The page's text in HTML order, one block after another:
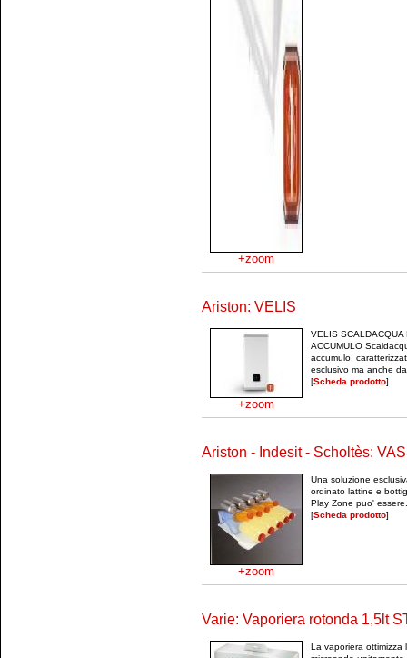
+zoom
Ariston: VELIS
+zoom
VELIS SCALDACQUA
ACCUMULO
accumulo,
esclusivo ma anche
[Scheda prodotto]
Ariston - Indesit - Scholtès:
+zoom
Una soluzione
ordinato lattine e
Play Zone puo'
[Scheda prodotto]
Varie: Vaporiera rotonda 1,5lt
La vaporiera ottimizza